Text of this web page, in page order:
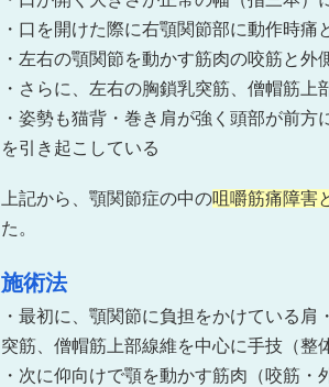
・口を開けた際に右顎関節部に動作時痛
・左右の顎関節を動かす筋肉の咬筋と外
・さらに、左右の胸鎖乳突筋、僧帽筋上
・姿勢も猫背・巻き肩が強く頭部が前
を引き起こしている
上記から、顎関節症の中の咀嚼筋痛障害
た。
施術法
・最初に、顎関節に負担をかけている
突筋、僧帽筋上部線維を中心に手技（整
・次に仰向けで顎を動かす筋肉（咬筋